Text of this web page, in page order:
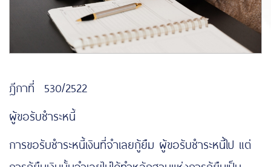
ฎีกาที่ 530/2522
ผู้ขอรับชำระหนี้
การขอรับชำระหนี้เงินที่จำเลยกู้ยืม ผู้ขอรับชำระหนี้ไป แต่